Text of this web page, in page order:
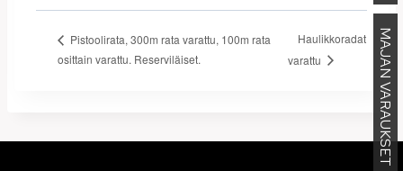
MAJAN VARAUKSET
Pistoolirata, 300m rata varattu, 100m rata
osittain varattu. Reserviläiset.
Haulikkoradat
varattu